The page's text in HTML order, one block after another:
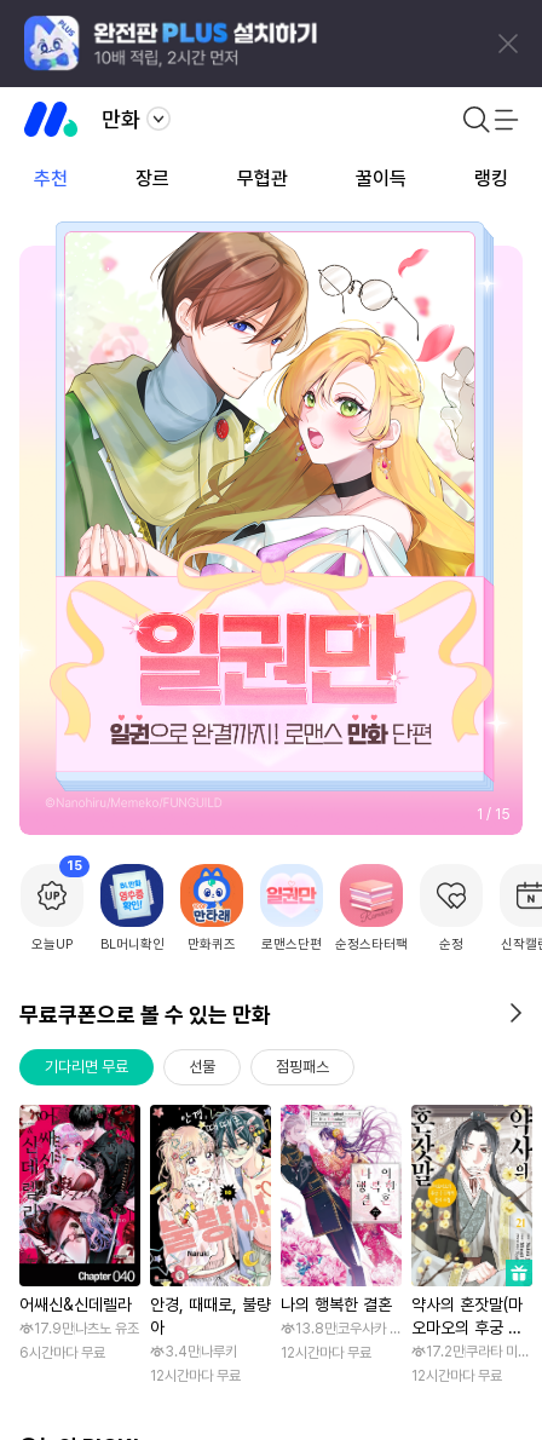
만화
추천 장르 무협관 꿀이득 랭킹
2 / 15
15
오늘UP BL머니확인 만화퀴즈 로맨스단편 순정스타터팩 순정 신작캘
무료쿠폰으로 볼 수 있는 만화
기다리면 무료 선물 점핑패스
어쌔신&신데렐라
17.9만나츠노 유조
6시간마다 무료
안경, 때때로, 불량
아
3.4만나루키
12시간마다 무료
나의 행복한 결혼
13.8만코우사카 리토 / 아기토기 아쿠미
12시간마다 무료
약사의 혼잣말(마
오마오의 후궁 수
수께끼 풀이수첩)
17.2만쿠라타 미노
12시간마다 무료